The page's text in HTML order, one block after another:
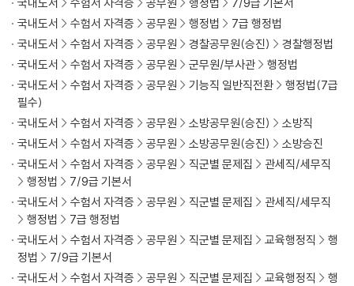
CHAPTER 03 행정쟁송 1(행정소송)
CHAPTER 04 행정쟁송 2(행정심판)
국내도서
수험서 자격증 공무원 행정법
7급 행정법
국내도서
수험서 자격증 공무원 경찰공무원(승진)
경찰행정법
국내도서
수험서 자격증 공무원 군무원/부사관
행정법
국내도서
수험서 자격증 공무원 기능직 일반직전환
행정법(7급
필수)
국내도서
수험서 자격증 공무원 소방공무원(승진)
소방직
국내도서
수험서 자격증 공무원 소방공무원(승진)
소방승진
국내도서
수험서 자격증 공무원 직군별 문제집
관세직/세무직
행정법
7/9급 기본서
국내도서
수험서 자격증 공무원 직군별 문제집
관세직/세무직
행정법
7급 행정법
국내도서
수험서 자격증 공무원 직군별 문제집 교육행정직
행
정법
7/9급 기본서
국내도서
수험서 자격증 공무원 직군별 문제집 교육행정직
행